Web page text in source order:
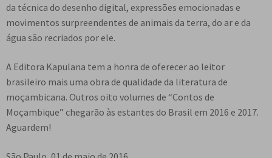
da técnica do desenho digital, expressões emocionadas e
movimentos surpreendentes de animais da terra, do ar e da
água são recriados por ele.
A Editora Kapulana tem a honra de oferecer ao leitor
brasileiro mais uma obra de qualidade da literatura de
moçambicana. Outros oito volumes de “Contos de
Moçambique” chegarão às estantes do Brasil em 2016 e 2017.
Aguardem!